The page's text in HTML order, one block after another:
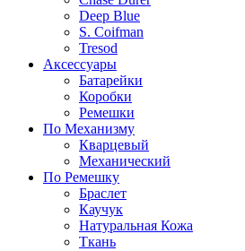
Deep Blue
S. Coifman
Tresod
Аксессуары
Батарейки
Коробки
Ремешки
По Механизму
Кварцевый
Механический
По Ремешку
Браслет
Каучук
Натуральная Кожа
Ткань